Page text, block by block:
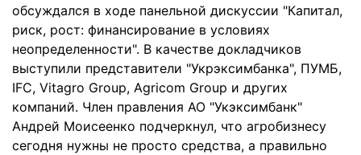
обсуждался в ходе панельной дискуссии "Капитал,
риск, рост: финансирование в условиях
неопределенности". В качестве докладчиков
выступили представители "Укрэксимбанка", ПУМБ,
IFC, Vitagro Group, Agricom Group и других
компаний. Член правления АО "Укэксимбанк"
Андрей Моисеенко подчеркнул, что агробизнесу
сегодня нужны не просто средства, а правильно